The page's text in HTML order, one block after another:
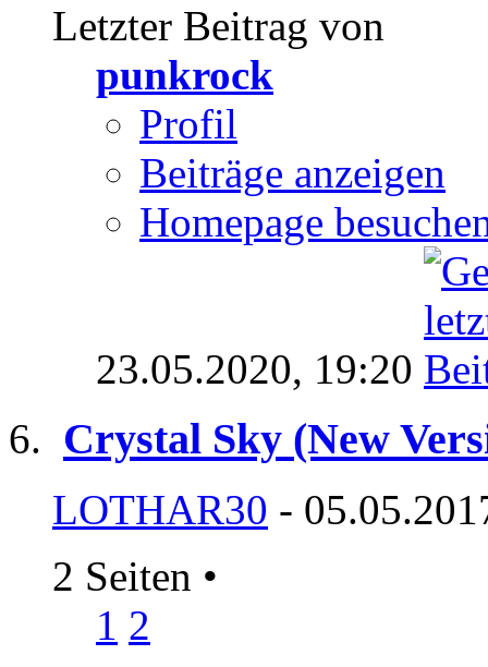
Letzter Beitrag von
punkrock
Profil
Beiträge anzeigen
Homepage
23.05.2020, 19:20
Crystal Sky (New
LOTHAR30 -
2 Seiten •
1 2